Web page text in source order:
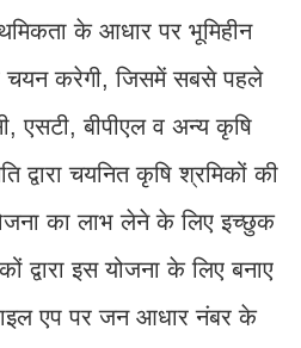
के आधार पर भूमिहीन
चयन करेगी, जिसमें सबसे पहले
एसटी, बीपीएल व अन्य कृषि
द्वारा चयनित कृषि श्रमिकों की
का लाभ लेने के लिए इच्छुक
द्वारा इस योजना के लिए बनाए
एप पर जन आधार नंबर के